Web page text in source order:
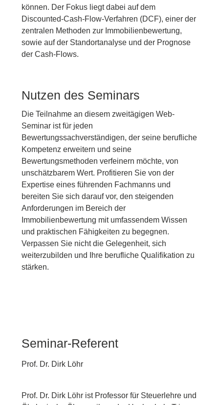
können. Der Fokus liegt dabei auf dem
Discounted-Cash-Flow-Verfahren (DCF), einer der
zentralen Methoden zur Immobilienbewertung,
sowie auf der Standortanalyse und der Prognose
der Cash-Flows.
Nutzen des Seminars
Die Teilnahme an diesem zweitägigen Web-
Seminar ist für jeden
Bewertungssachverständigen, der seine berufliche
Kompetenz erweitern und seine
Bewertungsmethoden verfeinern möchte, von
unschätzbarem Wert. Profitieren Sie von der
Expertise eines führenden Fachmanns und
bereiten Sie sich darauf vor, den steigenden
Anforderungen im Bereich der
Immobilienbewertung mit umfassendem Wissen
und praktischen Fähigkeiten zu begegnen.
Verpassen Sie nicht die Gelegenheit, sich
weiterzubilden und Ihre berufliche Qualifikation zu
stärken.
Seminar-Referent
Prof. Dr. Dirk Löhr
Prof. Dr. Dirk Löhr ist Professor für Steuerlehre und